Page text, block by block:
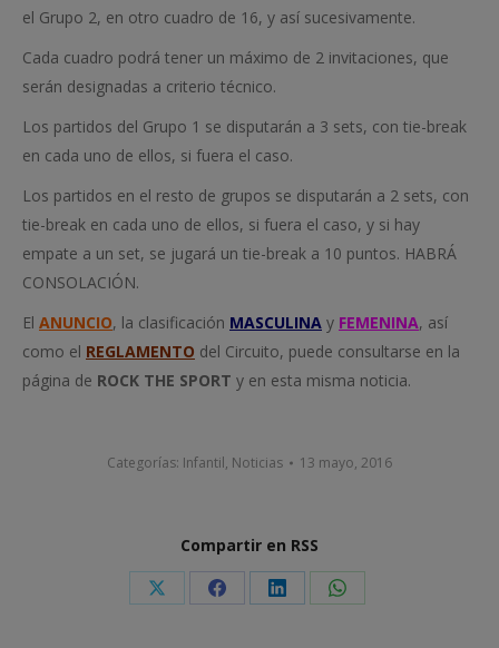
el Grupo 2, en otro cuadro de 16, y así sucesivamente.
Cada cuadro podrá tener un máximo de 2 invitaciones, que
serán designadas a criterio técnico.
Los partidos del Grupo 1 se disputarán a 3 sets, con tie-break
en cada uno de ellos, si fuera el caso.
Los partidos en el resto de grupos se disputarán a 2 sets, con
tie-break en cada uno de ellos, si fuera el caso, y si hay
empate a un set, se jugará un tie-break a 10 puntos. HABRÁ
CONSOLACIÓN.
El ANUNCIO, la clasificación MASCULINA y FEMENINA, así
como el REGLAMENTO del Circuito, puede consultarse en la
página de ROCK THE SPORT y en esta misma noticia.
Categorías: Infantil, Noticias 13 mayo, 2016
Compartir en RSS
Share Share Share Share